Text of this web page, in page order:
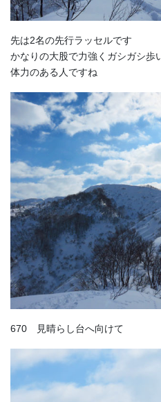
先は2名の先行ラッセルです
かなりの大股で力強くガシガシ歩
体力のある人ですね
670 見晴らし台へ向けて